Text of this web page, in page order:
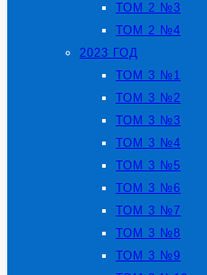
ТОМ 2 №3
ТОМ 2 №4
2023 ГОД
ТОМ 3 №1
ТОМ 3 №2
ТОМ 3 №3
ТОМ 3 №4
ТОМ 3 №5
ТОМ 3 №6
ТОМ 3 №7
ТОМ 3 №8
ТОМ 3 №9